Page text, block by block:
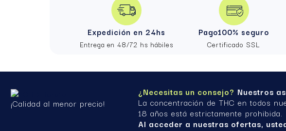
¿El CBD en infusión es tan eficaz como el aceite?
El aceite actúa más rápido, pero la infusión ofrece un efecto
Expedición en 24hs
Entrega en 48/72 hs hábiles
Pago100% seguro
Certificado SSL
¡Calidad al menor precio!
¿Necesitas un consejo? Nuestros
La concentración de THC en todos
18 años está estrictamente prohibida.
Al acceder a nuestras ofertas,